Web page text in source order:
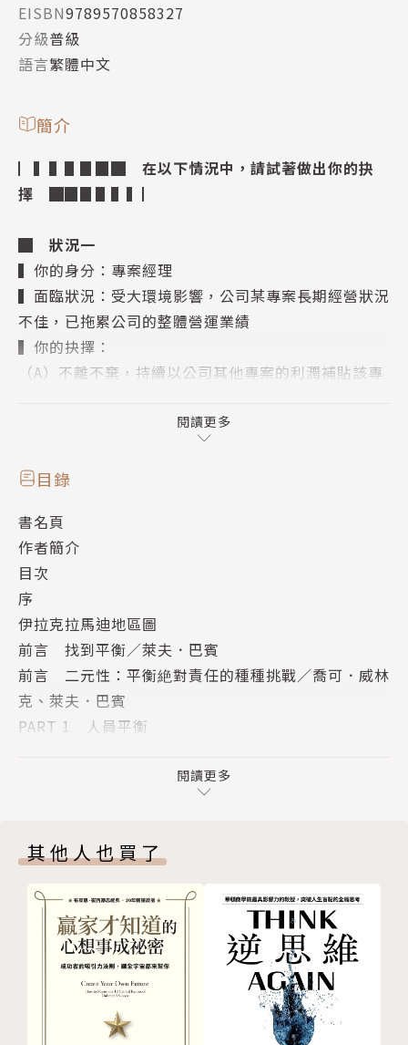
EISBN9789570858327
分級普級
語言繁體中文
簡介
▏▍▌▋▊▉█ 在以下情況中，請試著做出你的抉
擇 █▉▊▋▌▍▏
█ 狀況一
▍你的身分：專案經理
▍面臨狀況：受大環境影響，公司某專案長期經營狀況
不佳，已拖累公司的整體營運業績
▍你的抉擇：
（A）不離不棄，持續以公司其他專案的利潤補貼該專
（B）忍痛割捨，保障公司其他員工，並強化企業的體
▍你的身分：第一線小主管
▍面臨狀況：公司更換全新的作業軟體，但第一線員工
意興闌珊，不太願意認真地使用這套系統
▍你的抉擇：
（A）將績效獎金與系統使用率做連結，強迫員工使用
新系統
（B）換回舊系統，犧牲新系統的效率與方便性
█ 狀況三
▍面臨狀況：公司已擬出完美的電話行銷應對規則，模
▍你的抉擇：
（B）完全拋棄規則，讓銷售員自由發揮
【 解答 】
 沒有標準答案。每種狀況都必須依照當時的情境，權
衡各項利弊，找出最佳的平衡點
閱讀更多
目錄
書名頁
作者簡介
目次
序
伊拉克拉馬迪地區圖
前言 找到平衡／萊夫．巴賓
前言 二元性：平衡絶對責任的種種挑戰／喬可．威林
克、萊夫．巴賓
PART 1 人員平衡
2 全權負責，但要授權給他人／喬可．威林克
3 堅決果斷，但不可霸道專橫／萊夫．巴賓
PART 2 任務平衡
6 積極，但不魯莽／喬可．威林克
7 紀律嚴明，但不要墨守成規／喬可．威林克
8 讓人負起責任，但不要掣肘／喬可．威林克
PART 3 自我平衡
9 要做領導者，也要做跟隨者／萊夫．巴賓
10 要做計畫，但不要過頭／萊夫．巴賓
閱讀更多
其他人也買了